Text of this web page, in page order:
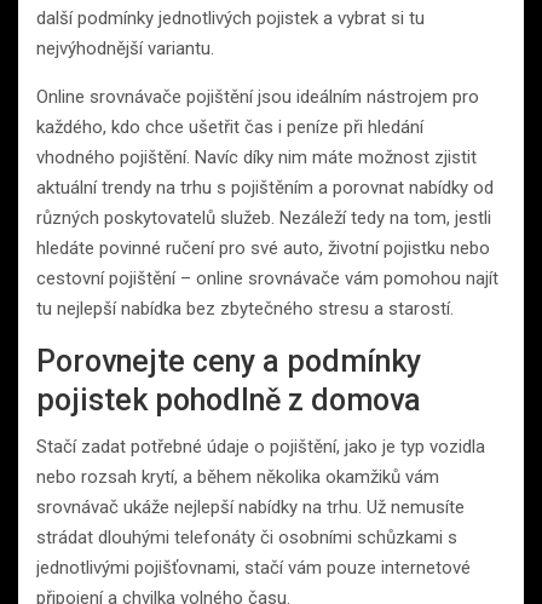
další podmínky jednotlivých pojistek a vybrat si tu
nejvýhodnější variantu.
Online srovnávače pojištění jsou ideálním nástrojem pro
každého, kdo chce ušetřit čas i peníze při hledání
vhodného pojištění. Navíc díky nim máte možnost zjistit
aktuální trendy na trhu s pojištěním a porovnat nabídky od
různých poskytovatelů služeb. Nezáleží tedy na tom, jestli
hledáte povinné ručení pro své auto, životní pojistku nebo
cestovní pojištění – online srovnávače vám pomohou najít
tu nejlepší nabídka bez zbytečného stresu a starostí.
Porovnejte ceny a podmínky
pojistek pohodlně z domova
Stačí zadat potřebné údaje o pojištění, jako je typ vozidla
nebo rozsah krytí, a během několika okamžiků vám
srovnávač ukáže nejlepší nabídky na trhu. Už nemusíte
strádat dlouhými telefonáty či osobními schůzkami s
jednotlivými pojišťovnami, stačí vám pouze internetové
připojení a chvilka volného času.